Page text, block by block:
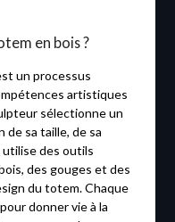
en bois ?
un processus
artistiques
sélectionne un
de sa taille, de sa
des outils
des gouges et des
du totem. Chaque
donner vie à la